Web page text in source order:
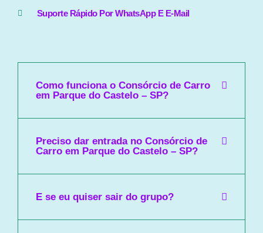
Suporte Rápido Por WhatsApp E E-Mail
Como funciona o Consórcio de Carro
em Parque do Castelo – SP?
Preciso dar entrada no Consórcio de
Carro em Parque do Castelo – SP?
E se eu quiser sair do grupo?